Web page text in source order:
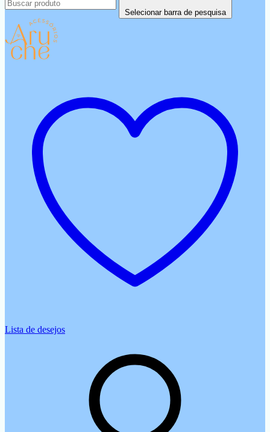
Selecionar barra de pesquisa
Lista de desejos